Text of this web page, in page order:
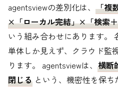
agentsviewの差別化は、 「複
×「ローカル完結」×「検索
いう組み合わせにあります。
単体しか見えず、クラウド監
ります。 agentsviewは、 横断
閉じる という、機密性を保